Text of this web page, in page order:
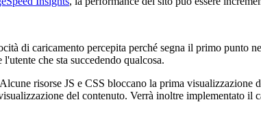
di caricamento percepita perché segna il primo punto
che sta succedendo qualcosa.
Alcune risorse JS e CSS bloccano la prima visualizzazione
del contenuto. Verrà inoltre implementato il